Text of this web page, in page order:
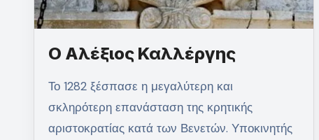
Ο Αλέξιος Καλλέργης
Το 1282 ξέσπασε η μεγαλύτερη και
σκληρότερη επανάσταση της κρητικής
αριστοκρατίας κατά των Βενετών. Υποκινητής